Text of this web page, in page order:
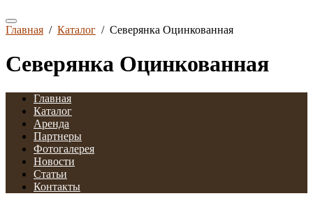
Главная / Каталог / Северянка Оцинкованная
Северянка Оцинкованная
Главная
Каталог
Аренда
Партнеры
Фотогалерея
Новости
Статьи
Контакты